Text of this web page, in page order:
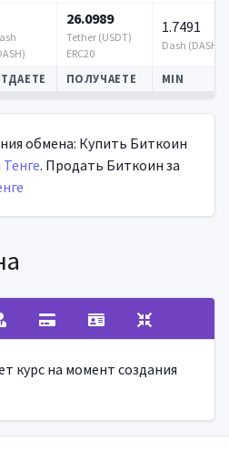
26.0989
Tether (USDT)
ERC20
1.7491
Dash (DASH)
ПОЛУЧАЕТЕ MIN
обмена: Купить Биткоин
Тенге. Продать Биткоин за
курс на момент создания